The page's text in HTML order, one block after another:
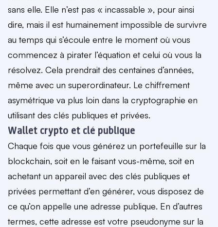
sans elle. Elle n’est pas « incassable », pour ainsi
dire, mais il est humainement impossible de survivre
au temps qui s’écoule entre le moment où vous
commencez à pirater l’équation et celui où vous la
résolvez. Cela prendrait des centaines d’années,
même avec un superordinateur. Le chiffrement
asymétrique va plus loin dans la cryptographie en
utilisant des clés publiques et privées.
Wallet crypto et clé publique
Chaque fois que vous générez un portefeuille sur la
blockchain, soit en le faisant vous-même, soit en
achetant un appareil avec des clés publiques et
privées permettant d’en générer, vous disposez de
ce qu’on appelle une adresse publique. En d’autres
termes, cette adresse est votre pseudonyme sur la